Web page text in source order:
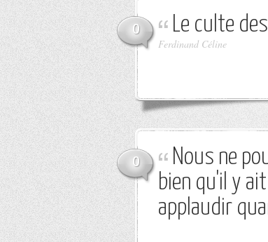
0 Le culte
Ferdinand Céline
0
Nous ne
bien qu'il y
applaudir